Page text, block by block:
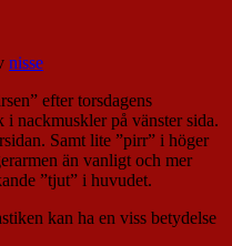
nisse
efter torsdagens
i nackmuskler på vänster sida.
Samt lite ”pirr” i höger
än vanligt och mer
”tjut” i huvudet.
kan ha en viss betydelse